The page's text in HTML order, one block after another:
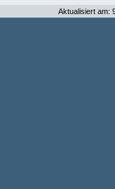
Aktualisiert am: